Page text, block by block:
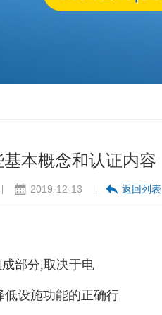
本概念和认证内容
| 2019-12-13 | 返回列表
部分,取决于电
低设施功能的正确行